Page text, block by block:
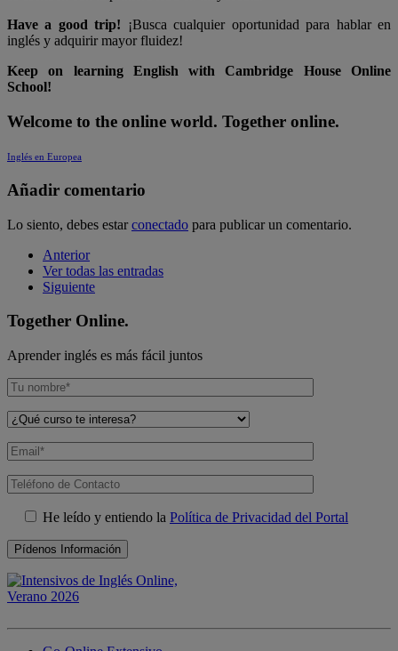
Have a good trip! ¡Busca cualquier oportunidad para hablar en
inglés y adquirir mayor fluidez!
Keep on learning English with Cambridge House Online
School!
Welcome to the online world. Together online.
Inglés en Europea
Añadir comentario
Lo siento, debes estarconectado para publicar un comentario.
Anterior
Ver todas las entradas
Siguiente
Together Online.
Aprender inglés es más fácil juntos
He leído y entiendo la Política de Privacidad del Portal